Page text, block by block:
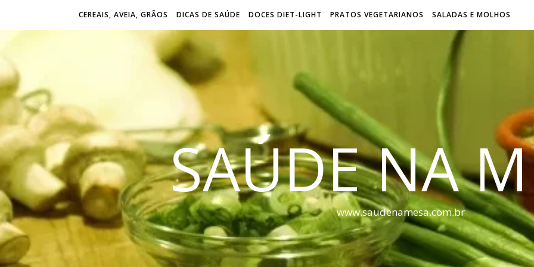
CEREAIS, AVEIA, GRÃOS DICAS DE SAÚDE DOCES DIET-LIGHT PRATOS VEGETARIANOS SALADAS E MOLHOS
SAÚDE NA
www.saudenamesa.com.br